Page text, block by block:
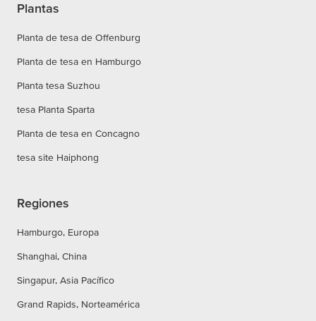
Plantas
Planta de tesa de Offenburg
Planta de tesa en Hamburgo
Planta tesa Suzhou
tesa Planta Sparta
Planta de tesa en Concagno
tesa site Haiphong
Regiones
Hamburgo, Europa
Shanghai, China
Singapur, Asia Pacífico
Grand Rapids, Norteamérica